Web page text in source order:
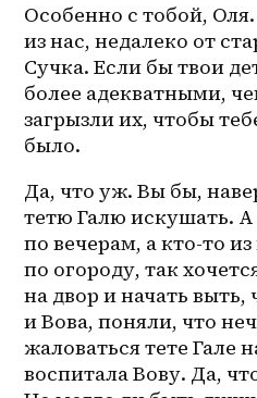
Особенно с тобой,
из нас, недалеко от
Сучка. Если бы твои
более адекватными,
загрызли их, чтобы
было.
Да, что уж. Вы бы,
тетю Галю искушать. А
по вечерам, а кто-то
по огороду, так
на двор и начать
и Вова, поняли, что
жаловаться тете Гале
воспитала Вову. Да,